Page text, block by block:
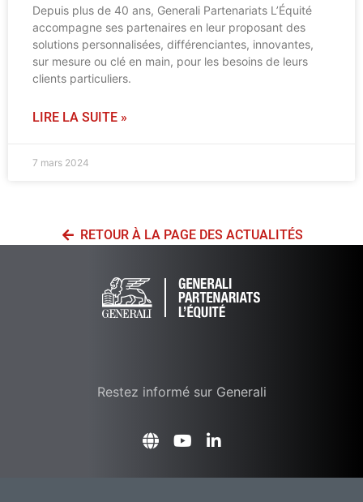
Depuis plus de 40 ans, Generali Partenariats L’Équité
accompagne ses partenaires en leur proposant des
solutions personnalisées, différenciantes, innovantes,
sur mesure ou clé en main, pour les besoins de leurs
clients particuliers.
LIRE LA SUITE »
7 mars 2024
RETOUR À LA PAGE DES ACTUALITÉS
Restez informé sur Generali